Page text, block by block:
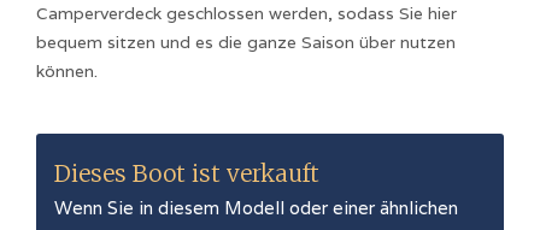
Camperverdeck geschlossen werden, sodass Sie hier
bequem sitzen und es die ganze Saison über nutzen
können.
Dieses Boot ist verkauft
Wenn Sie in diesem Modell oder einer ähnlichen